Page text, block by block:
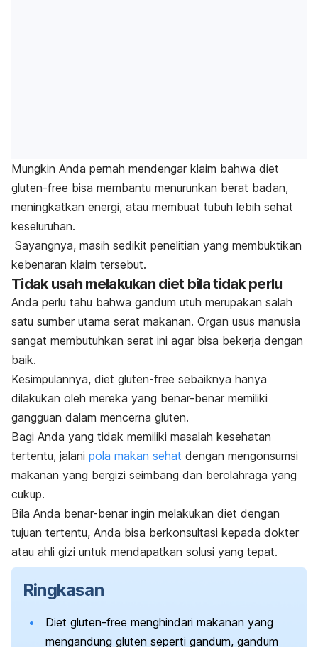
Mungkin Anda pernah mendengar klaim bahwa diet
gluten-free bisa membantu menurunkan berat badan,
meningkatkan energi, atau membuat tubuh lebih sehat
keseluruhan.
Sayangnya, masih sedikit penelitian yang membuktikan
kebenaran klaim tersebut.
Tidak usah melakukan diet bila tidak perlu
Anda perlu tahu bahwa gandum utuh merupakan salah
satu sumber utama serat makanan. Organ usus manusia
sangat membutuhkan serat ini agar bisa bekerja dengan
baik.
Kesimpulannya, diet gluten-free sebaiknya hanya
dilakukan oleh mereka yang benar-benar memiliki
gangguan dalam mencerna gluten.
Bagi Anda yang tidak memiliki masalah kesehatan
tertentu, jalani pola makan sehat dengan mengonsumsi
makanan yang bergizi seimbang dan berolahraga yang
cukup.
Bila Anda benar-benar ingin melakukan diet dengan
tujuan tertentu, Anda bisa berkonsultasi kepada dokter
atau ahli gizi untuk mendapatkan solusi yang tepat.
Ringkasan
Diet gluten-free menghindari makanan yang
mengandung gluten seperti gandum, gandum